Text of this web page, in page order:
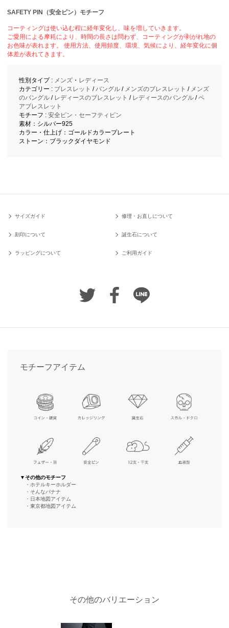
SAFETY PIN（安全ピン）モチーフ
コーティングは使い込む程に経年変化し、味を増していきます。
ご愛用による摩耗により、時間の長さは問わず、コーティングが剥がれ地の
お色味が表れます。 使用方法、使用頻度、環境、気候により、経年変化に個
体差が表れてきます。
性別タイプ : メンズ・ レディース
カテゴリー : ブレスレット / バングル/ メンズのブレスレット / メンズ
のバングル/ レディースのブレスレット / レディースのバングル/ペ
アブレスレット
モチーフ : 安全ピン・セーフティピン
素材：シルバー925
カラー・仕上げ：ゴールドカラープレート
ストーン：ブラックダイヤモンド
サイズガイド 修理・お直しについて
刻印について 誕生石について
ラッピングについて ご利用ガイド
モチーフアイテム
▼その他のモチーフ
・ホテルキーホルダー
・そんなバナナ
・日本地図アイテム
・東京都地図アイテム
その他のバリエーション